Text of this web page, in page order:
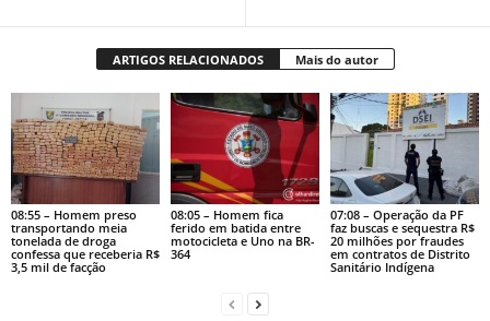
ARTIGOS RELACIONADOS Mais do autor
08:55 – Homem preso
transportando meia
tonelada de droga
confessa que receberia R$
3,5 mil de facção
08:05 – Homem fica
ferido em batida entre
motocicleta e Uno na BR-
364
07:08 – Operação da PF
faz buscas e sequestra R$
20 milhões por fraudes
em contratos de Distrito
Sanitário Indígena